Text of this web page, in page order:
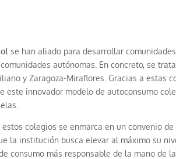
se han aliado para desarrollar
autónomas. En concreto, se
y Zaragoza-Miraflores. Gracias a estas
este innovador modelo de autoconsumo
colegios se enmarca en un convenio
la institución busca elevar al máximo su
consumo más responsable de la mano de